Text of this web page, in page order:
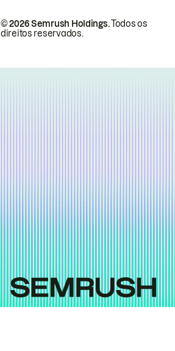
© 2026 Semrush Holdings.Todos os
direitos reservados.